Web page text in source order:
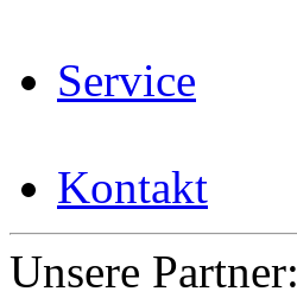
Service
Kontakt
Unsere Partner: